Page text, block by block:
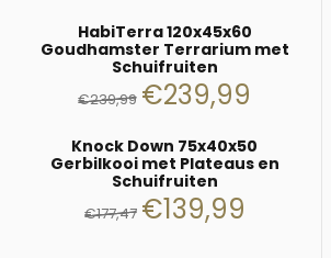
HabiTerra 120x45x60
Goudhamster Terrarium met
Schuifruiten
€239,99 €239,99
Knock Down 75x40x50
Gerbilkooi met Plateaus en
Schuifruiten
€177,47 €139,99